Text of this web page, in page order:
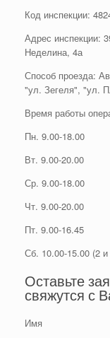
Код инспекции:
Адрес инспекции:
Неделина, 4а
Способ проезда:
"ул. Зегеля", "ул.
Время работы
Пн. 9.00-18.00
Вт. 9.00-20.00
Ср. 9.00-18.00
Чт. 9.00-20.00
Пт. 9.00-16.45
Сб. 10.00-15.00 (2
Оставьте
свяжутся с
Имя